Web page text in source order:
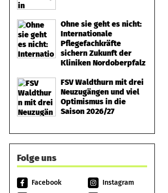
Ohne sie geht es nicht:
Internationale
Pflegefachkräfte
sichern Zukunft der
Kliniken Nordoberpfalz
FSV Waldthurn mit drei
Neuzugängen und viel
Optimismus in die
Saison 2026/27
Folge uns
Facebook
Instagram